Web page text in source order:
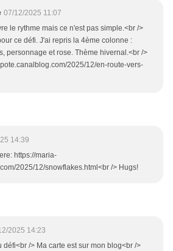
07/12/2025 11:07
le rythme mais ce n'est pas simple.<br />
ce défi. J'ai repris la 4ème colonne :
personnage et rose. Thème hivernal.<br />
2025/12/en-route-vers-
14:39
https://maria-
2025/12/snowflakes.html<br /> Hugs!
2025 14:23
défi<br /> Ma carte est sur mon blog<br />